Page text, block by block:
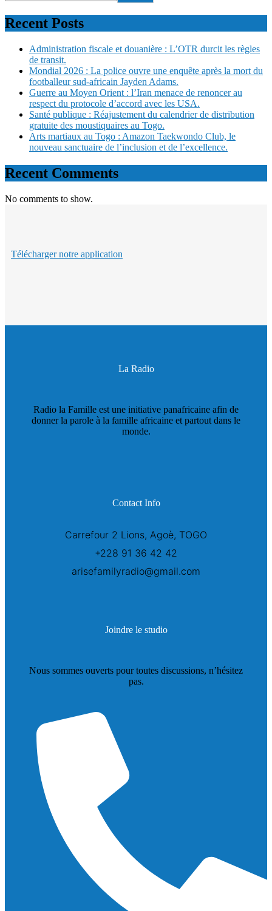
Recent Posts
Administration fiscale et douanière : L’OTR durcit les règles
de transit.
Mondial 2026 : La police ouvre une enquête après la mort du
footballeur sud-africain Jayden Adams.
Guerre au Moyen Orient : l’Iran menace de renoncer au
respect du protocole d’accord avec les USA.
Santé publique : Réajustement du calendrier de distribution
gratuite des moustiquaires au Togo.
Arts martiaux au Togo : Amazon Taekwondo Club, le
nouveau sanctuaire de l’inclusion et de l’excellence.
Recent Comments
No comments to show.
Télécharger notre application
La Radio
Radio la Famille est une initiative panafricaine afin de
donner la parole à la famille africaine et partout dans le
monde.
Contact Info
Carrefour 2 Lions, Agoè, TOGO
+228 91 36 42 42
arisefamilyradio@gmail.com
Joindre le studio
Nous sommes ouverts pour toutes discussions, n’hésitez
pas.